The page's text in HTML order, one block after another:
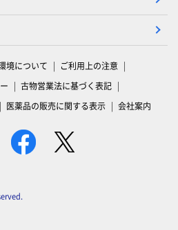
境について
ご利用上の注意
古物営業法に基づく表記
医薬品の販売に関する表示 会社案内